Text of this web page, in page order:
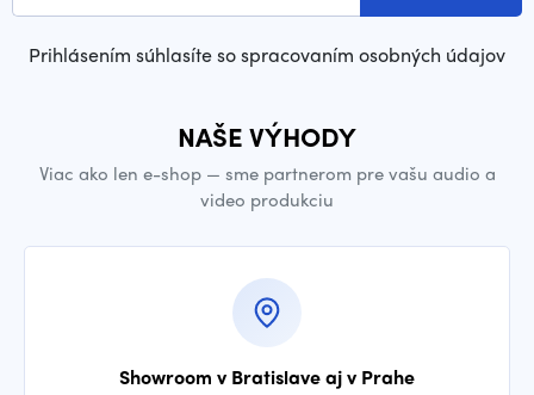
Prihlásením súhlasíte so spracovaním osobných údajov
NAŠE VÝHODY
Viac ako len e-shop — sme partnerom pre vašu audio a
video produkciu
Showroom v Bratislave aj v Prahe